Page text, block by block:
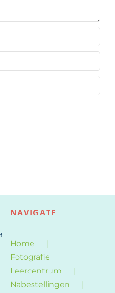
NAVIGATE
Home
Fotografie
Leercentrum
Nabestellingen